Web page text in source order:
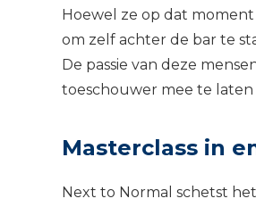
Hoewel ze op dat
om zelf achter de bar te
De passie van deze
toeschouwer mee te laten
Masterclass in
Next to Normal schetst